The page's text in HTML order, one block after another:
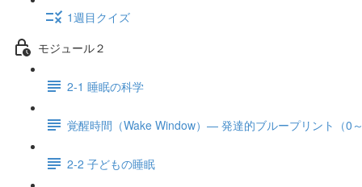
1週目クイズ
モジュール２
2-1 睡眠の科学
覚醒時間（Wake Window）— 発達的ブループリント（0
2-2 子どもの睡眠